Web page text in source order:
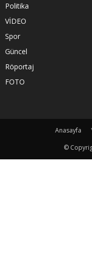
Politika
VİDEO
Spor
Güncel
Röportaj
FOTO
Anasayfa
©